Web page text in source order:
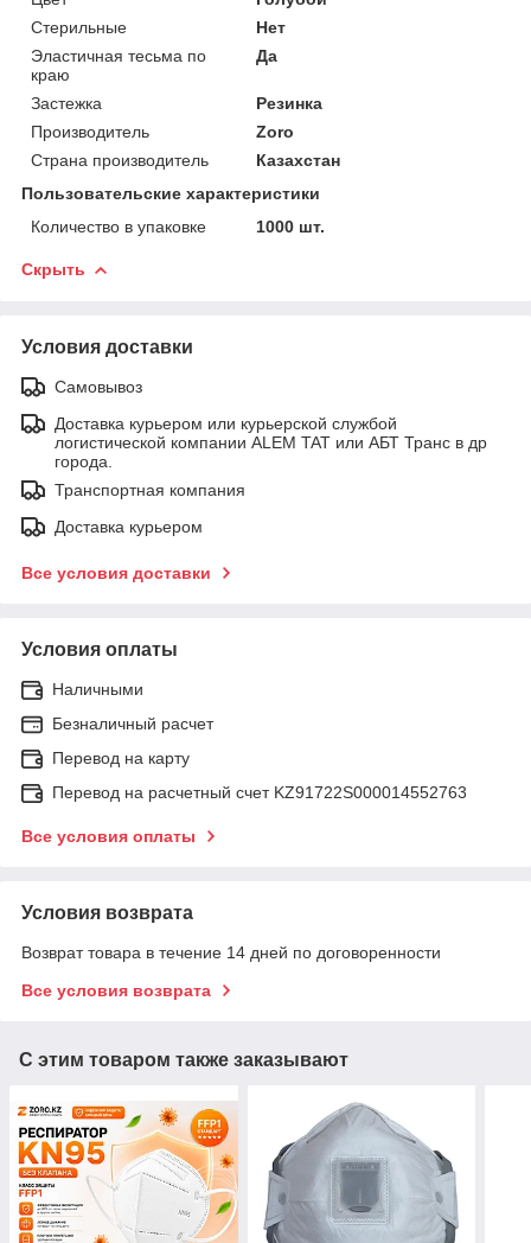
Стерильные
Нет
Эластичная тесьма по
краю
Да
Застежка
Резинка
Производитель
Zoro
Страна производитель
Казахстан
Пользовательские характеристики
Количество в упаковке
1000 шт.
Скрыть
Условия доставки
Самовывоз
Доставка курьером или курьерской службой
логистической компании ALEM TAT или АБТ Транс в др
города.
Транспортная компания
Доставка курьером
Все условия доставки
Условия оплаты
Наличными
Безналичный расчет
Перевод на карту
Перевод на расчетный счет KZ91722S000014552763
Все условия оплаты
Условия возврата
Возврат товара в течение 14 дней по договоренности
Все условия возврата
С этим товаром также заказывают